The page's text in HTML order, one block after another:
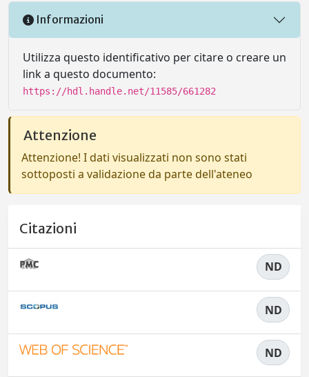
Informazioni
Utilizza questo identificativo per citare o creare un
link a questo documento:
https://hdl.handle.net/11585/661282
Attenzione
Attenzione! I dati visualizzati non sono stati
sottoposti a validazione da parte dell'ateneo
Citazioni
ND
ND
ND